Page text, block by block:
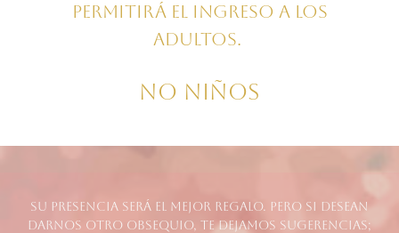
permitirá el ingreso a los
adultos.
NO NIÑOS
Su presencia será el mejor regalo. Pero si desean
darnos otro obsequio, te dejamos sugerencias;